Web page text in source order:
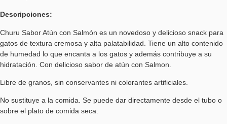
Descripciones:
Churu Sabor Atún con Salmón es un novedoso y delicioso snack para
gatos de textura cremosa y alta palatabilidad. Tiene un alto contenido
de humedad lo que encanta a los gatos y además contribuye a su
hidratación. Con delicioso sabor de atún con Salmon.
Libre de granos, sin conservantes ni colorantes artificiales.
No sustituye a la comida. Se puede dar directamente desde el tubo o
sobre el plato de comida seca.